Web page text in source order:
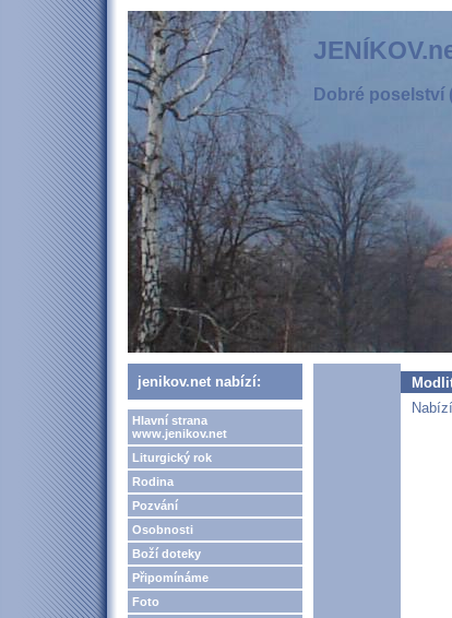
Dobré poselství
jenikov.net nabízí:
Hlavní strana
www.jenikov.net
Liturgický rok
Rodina
Pozvání
Osobnosti
Boží doteky
Připomínáme
Foto